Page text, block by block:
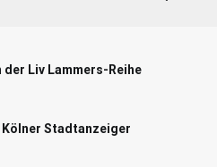
Liv Lammers-Reihe
Kölner Stadtanzeiger